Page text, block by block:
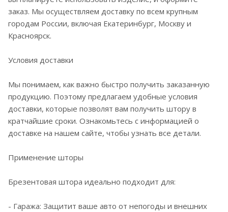
заказ. Мы осуществляем доставку по всем крупным
городам России, включая Екатеринбург, Москву и
Красноярск.
Условия доставки
Мы понимаем, как важно быстро получить заказанную
продукцию. Поэтому предлагаем удобные условия
доставки, которые позволят вам получить штору в
кратчайшие сроки. Ознакомьтесь с информацией о
доставке на нашем сайте, чтобы узнать все детали.
Применение шторы
Брезентовая штора идеально подходит для:
- Гаража: Защитит ваше авто от непогоды и внешних